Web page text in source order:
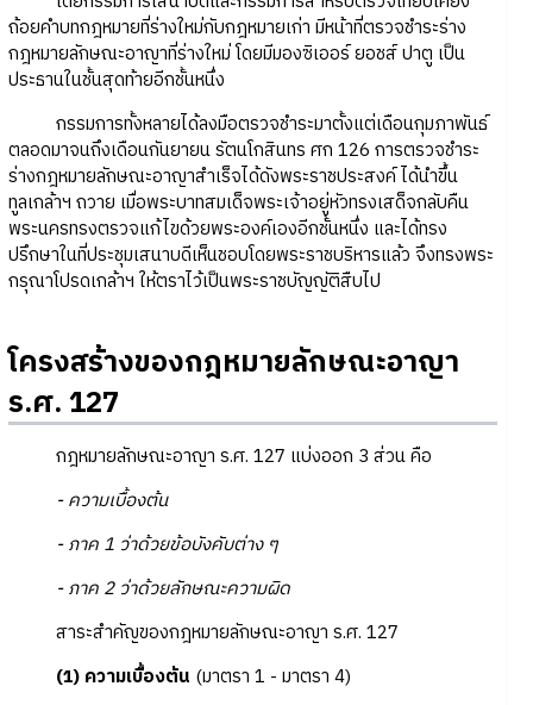
ถ้อยคำบทกฎหมายที่ร่างใหม่กับกฎหมายเก่า มีหน้าที่ตรวจชำระร่าง
กฎหมายลักษณะอาญาที่ร่างใหม่ โดยมีมองซิเออร์ ยอชส์ ปาตู เป็น
ประธานในชั้นสุดท้ายอีกชั้นหนึ่ง
กรรมการทั้งหลายได้ลงมือตรวจชำระมาตั้งแต่เดือนกุมภาพันธ์
ตลอดมาจนถึงเดือนกันยายน รัตนโกสินทร ศก 126 การตรวจชำระ
ร่างกฎหมายลักษณะอาญาสำเร็จได้ดังพระราชประสงค์ ได้นำขึ้น
ทูลเกล้าฯ ถวาย เมื่อพระบาทสมเด็จพระเจ้าอยู่หัวทรงเสด็จกลับคืน
พระนครทรงตรวจแก้ไขด้วยพระองค์เองอีกชั้นหนึ่ง และได้ทรง
ปรึกษาในที่ประชุมเสนาบดีเห็นชอบโดยพระราชบริหารแล้ว จึงทรงพระ
กรุณาโปรดเกล้าฯ ให้ตราไว้เป็นพระราชบัญญัติสืบไป
โครงสร้างของกฎหมายลักษณะอาญา
ร.ศ. 127
กฎหมายลักษณะอาญา ร.ศ. 127 แบ่งออก 3 ส่วน คือ
- ความเบื้องต้น
- ภาค 1 ว่าด้วยข้อบังคับต่าง ๆ
- ภาค 2 ว่าด้วยลักษณะความผิด
สาระสำคัญของกฎหมายลักษณะอาญา ร.ศ. 127
(1) ความเบื้องต้น (มาตรา 1 - มาตรา 4)